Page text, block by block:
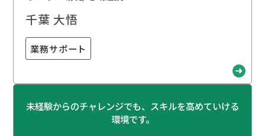
千葉 大悟
業務サポート
未経験からのチャレンジでも、スキルを高めていける
環境です。